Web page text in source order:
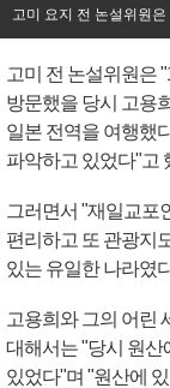
고미 요지 전 논설위원은
고미 전 논설위원은
방문했을 당시 고용
일본 전역을 여행했
파악하고 있었다"고
그러면서 "재일교포
편리하고 또 관광지
있는 유일한 나라였
고용희와 그의 어린
대해서는 "당시 원산
있었다"며 "원산에